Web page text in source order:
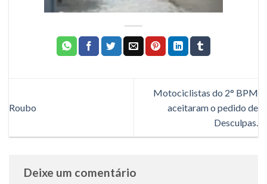
Roubo
Motociclistas do 2° BPM
aceitaram o pedido de
Desculpas.
Deixe um comentário